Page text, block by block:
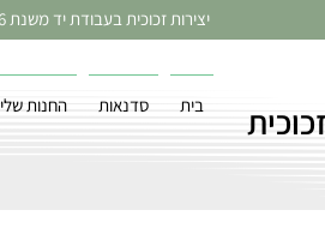
בית סדנאות החנות שלי
יצירות זכוכית בעבודת יד משנת 2016 ישראל